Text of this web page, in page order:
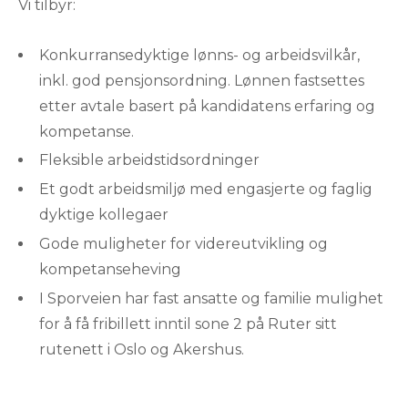
Vi tilbyr:
Konkurransedyktige lønns- og arbeidsvilkår,
inkl. god pensjonsordning. Lønnen fastsettes
etter avtale basert på kandidatens erfaring og
kompetanse.
Fleksible arbeidstidsordninger
Et godt arbeidsmiljø med engasjerte og faglig
dyktige kollegaer
Gode muligheter for videreutvikling og
kompetanseheving
I Sporveien har fast ansatte og familie mulighet
for å få fribillett inntil sone 2 på Ruter sitt
rutenett i Oslo og Akershus.